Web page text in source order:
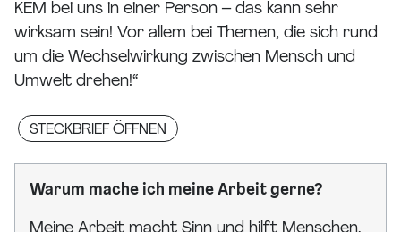
KEM bei uns in einer Person – das kann sehr
wirksam sein! Vor allem bei Themen, die sich rund
um die Wechselwirkung zwischen Mensch und
Umwelt drehen!“
STECKBRIEF ÖFFNEN
Warum mache ich meine Arbeit gerne?